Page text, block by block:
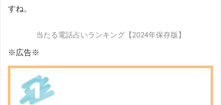
すね。
当たる電話占いランキング【2024年保存版】
※広告※